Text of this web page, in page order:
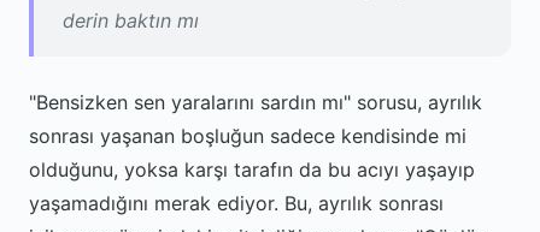
derin baktın mı
"Bensizken sen yaralarını sardın mı" sorusu, ayrılık
sonrası yaşanan boşluğun sadece kendisinde mi
olduğunu, yoksa karşı tarafın da bu acıyı yaşayıp
yaşamadığını merak ediyor. Bu, ayrılık sonrası